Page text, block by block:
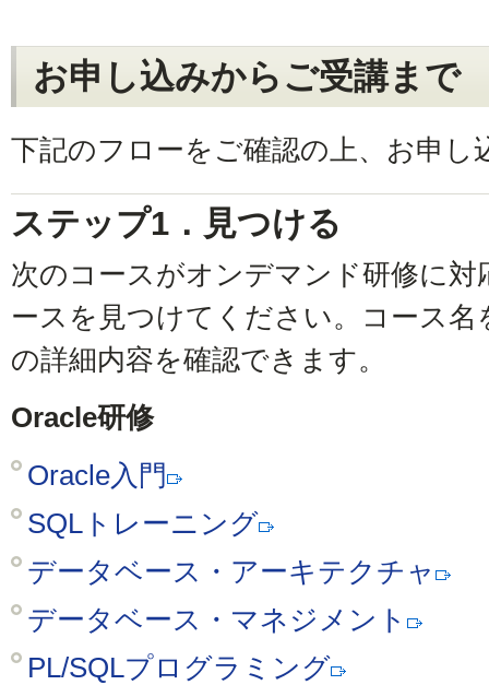
お申し込みからご受講まで
下記のフローをご確認の上、お申し
ステップ1．見つける
次のコースがオンデマンド研修に
ースを見つけてください。コース
の詳細内容を確認できます。
Oracle研修
Oracle入門
SQLトレーニング
データベース・アーキテクチャ
データベース・マネジメント
PL/SQLプログラミング